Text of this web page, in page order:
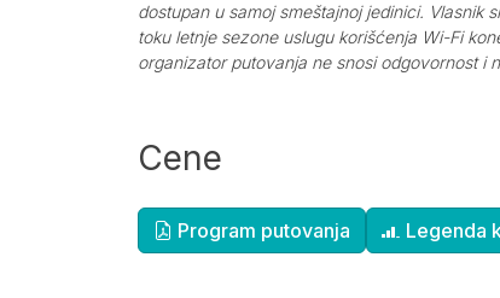
dostupan u samoj smeštajnoj jedinici. Vlasnik
toku letnje sezone uslugu korišćenja Wi-Fi
organizator putovanja ne snosi odgovornost i
Cene
Dopunske
Program putovanja Legenda